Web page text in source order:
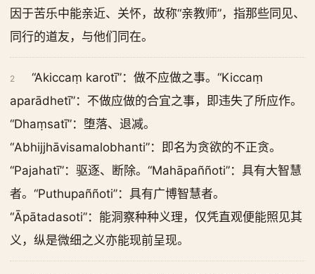
因于苦乐中能亲近、关怀，故称“亲教师”，指那些同见、
同行的道友，与他们同在。
2
“Akiccaṃ karotī”：做不应做之事。“Kiccaṃ
aparādhetī”：不做应做的合宜之事，即违失了所应作。
“Dhaṃsatī”：堕落、退减。
“Abhijjhāvisamalobhanti”：即名为贪欲的不正贪。
“Pajahatī”：驱逐、断除。“Mahāpaññoti”：具有大智慧
者。“Puthupaññoti”：具有广博智慧者。
“Āpātadasoti”：能洞察种种义理，仅凭直观便能照见其
义，纵是微细之义亦能现前呈现。